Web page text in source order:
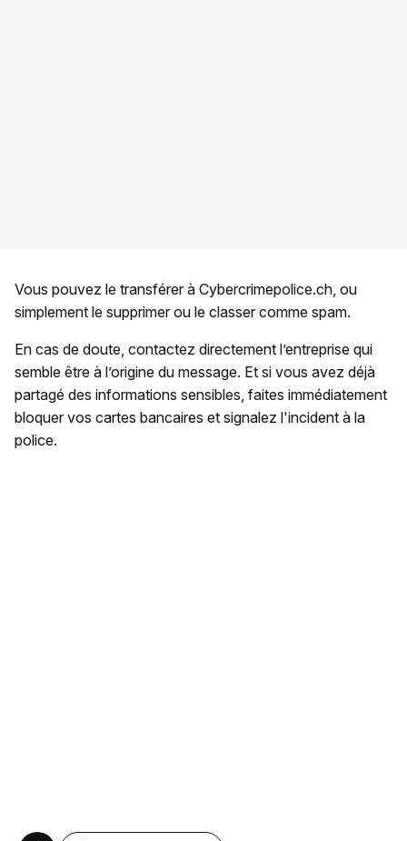
Vous pouvez le transférer à Cybercrimepolice.ch, ou
simplement le supprimer ou le classer comme spam.
En cas de doute, contactez directement l’entreprise qui
semble être à l’origine du message. Et si vous avez déjà
partagé des informations sensibles, faites immédiatement
bloquer vos cartes bancaires et signalez l'incident à la
police.